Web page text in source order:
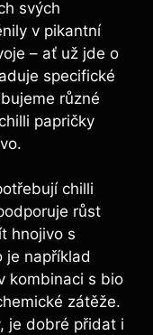
svých
v ‌pikantní
– ať ⁣už jde o
specifické
různé
papričky
chilli
‌růst
hnojivo s⁢
je například​
kombinaci s bio
zátěže.
je dobré přidat i